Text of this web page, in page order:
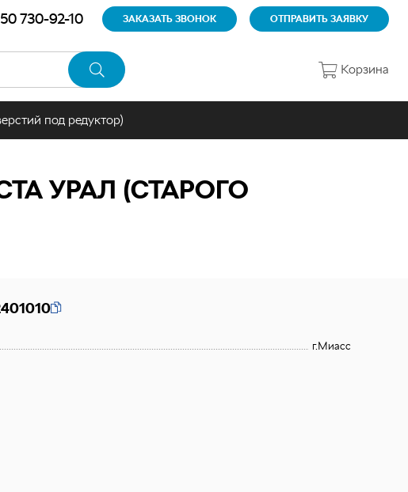
730-92-10 ЗАКАЗАТЬ ЗВОНОК ОТПРАВИТЬ ЗАЯВКУ
Корзина
под редуктор)
УРАЛ (СТАРОГО
г.Миасс